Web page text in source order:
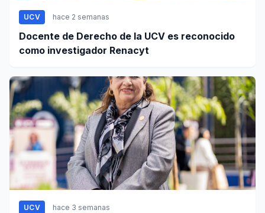
UCV hace 2 semanas
Docente de Derecho de la UCV es reconocido
como investigador Renacyt
UCV hace 3 semanas